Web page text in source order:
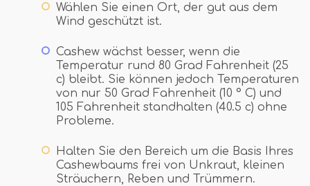
Wählen Sie einen Ort, der gut aus dem
Wind geschützt ist.
Cashew wächst besser, wenn die
Temperatur rund 80 Grad Fahrenheit (25
c) bleibt. Sie können jedoch Temperaturen
von nur 50 Grad Fahrenheit (10 ° C) und
105 Fahrenheit standhalten (40.5 c) ohne
Probleme.
Halten Sie den Bereich um die Basis Ihres
Cashewbaums frei von Unkraut, kleinen
Sträuchern, Reben und Trümmern.